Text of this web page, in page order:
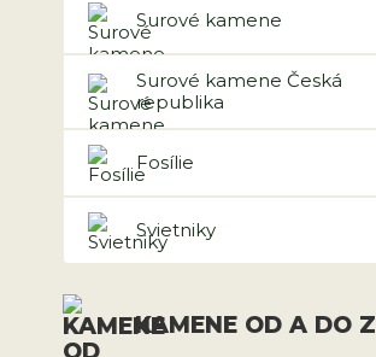
Surové kamene
Surové kamene Česká
republika
Fosílie
Svietniky
KAMENE OD A DO Z